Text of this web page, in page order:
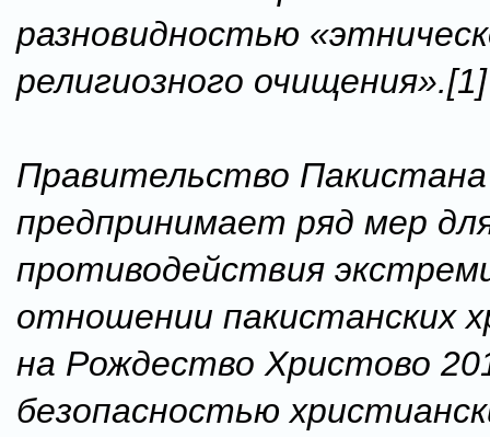
разновидностью
религиозного очищения».[1]
Правительство Пакистана
предпринимает ряд мер
противодействия
отношении пакистанских
на Рождество Христово
безопасностью